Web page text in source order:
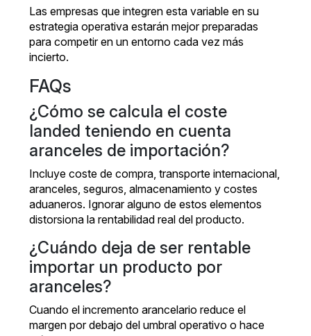
Las empresas que integren esta variable en su
estrategia operativa estarán mejor preparadas
para competir en un entorno cada vez más
incierto.
FAQs
¿Cómo se calcula el coste
landed teniendo en cuenta
aranceles de importación?
Incluye coste de compra, transporte internacional,
aranceles, seguros, almacenamiento y costes
aduaneros. Ignorar alguno de estos elementos
distorsiona la rentabilidad real del producto.
¿Cuándo deja de ser rentable
importar un producto por
aranceles?
Cuando el incremento arancelario reduce el
margen por debajo del umbral operativo o hace